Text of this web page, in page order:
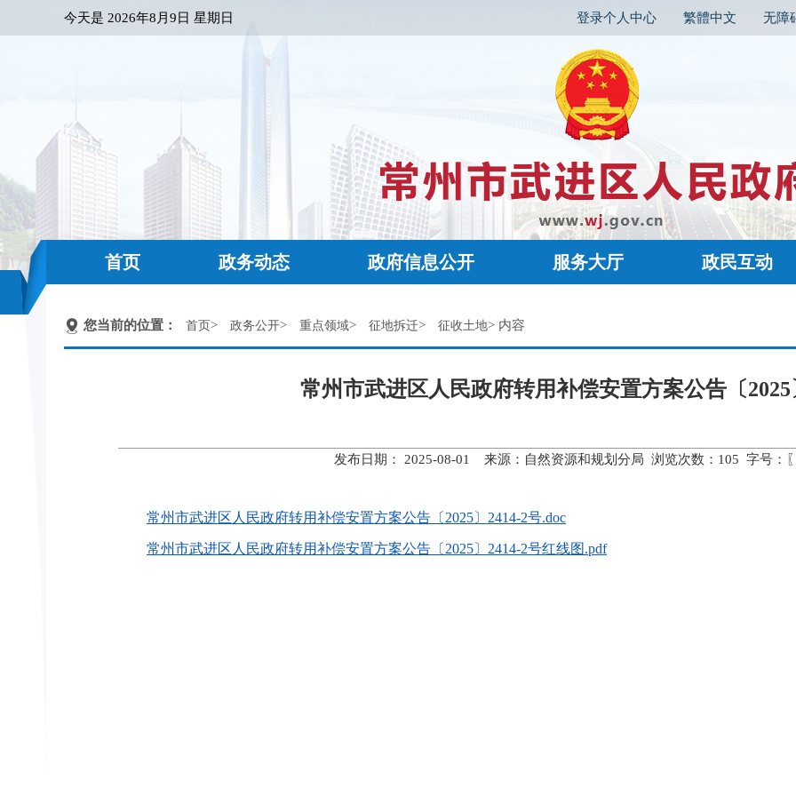
今天是 2026年8月9日 星期日 登录个人中心 繁體中文 无障
首页 政务动态 政府信息公开 服务大厅 政民互动
您当前的位置： 首页> 政务公开> 重点领域> 征地拆迁> 征收土地> 内容
常州市武进区人民政府转用补偿安置方案公告〔2025
发布日期： 2025-08-01 来源：自然资源和规划分局 浏览次数： 105 字号：〖
常州市武进区人民政府转用补偿安置方案公告〔2025〕2414-2号.doc
常州市武进区人民政府转用补偿安置方案公告〔2025〕2414-2号红线图.pdf